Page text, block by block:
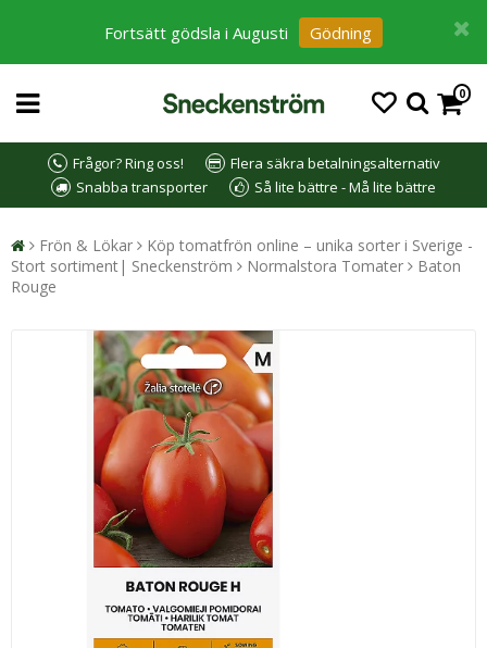
Fortsätt gödsla i Augusti Gödning
0
Frågor? Ring oss!
Flera säkra betalningsalternativ
Snabba transporter
Så lite bättre - Må lite bättre
Frön & Lökar
Köp tomatfrön online – unika sorter i Sverige -
Stort sortiment| Sneckenström
Normalstora Tomater
Baton
Rouge